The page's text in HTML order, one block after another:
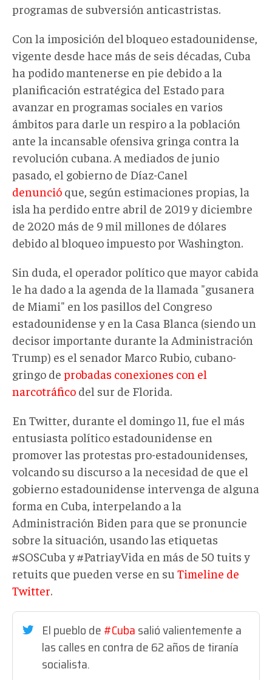
programas de subversión anticastristas.
Con la imposición del bloqueo estadounidense,
vigente desde hace más de seis décadas, Cuba
ha podido mantenerse en pie debido a la
planificación estratégica del Estado para
avanzar en programas sociales en varios
ámbitos para darle un respiro a la población
ante la incansable ofensiva gringa contra la
revolución cubana. A mediados de junio
pasado, el gobierno de Díaz-Canel
denunció que, según estimaciones propias, la
isla ha perdido entre abril de 2019 y diciembre
de 2020 más de 9 mil millones de dólares
debido al bloqueo impuesto por Washington.
Sin duda, el operador político que mayor cabida
le ha dado a la agenda de la llamada "gusanera
de Miami" en los pasillos del Congreso
estadounidense y en la Casa Blanca (siendo un
decisor importante durante la Administración
Trump) es el senador Marco Rubio, cubano-
gringo de probadas conexiones con el
narcotráfico del sur de Florida.
En Twitter, durante el domingo 11, fue el más
entusiasta político estadounidense en
promover las protestas pro-estadounidenses,
volcando su discurso a la necesidad de que el
gobierno estadounidense intervenga de alguna
forma en Cuba, interpelando a la
Administración Biden para que se pronuncie
sobre la situación, usando las etiquetas
#SOSCuba y #PatriayVida en más de 50 tuits y
retuits que pueden verse en su Timeline de
Twitter.
El pueblo de#Cubasalió valientemente a
las calles en contra de 62 años de tiranía
socialista.